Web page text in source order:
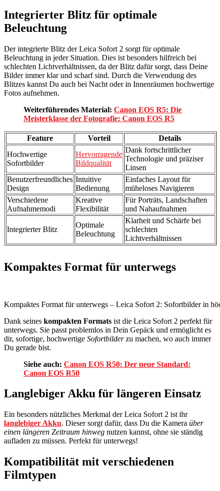
Integrierter Blitz für optimale
Beleuchtung
Der integrierte Blitz der Leica Sofort 2 sorgt für optimale
Beleuchtung in jeder Situation. Dies ist besonders hilfreich bei
schlechten Lichtverhältnissen, da der Blitz dafür sorgt, dass Deine
Bilder immer klar und scharf sind. Durch die Verwendung des
Blitzes kannst Du auch bei Nacht oder in Innenräumen hochwertige
Fotos aufnehmen.
Weiterführendes Material: Canon EOS R5: Die
Meisterklasse der Fotografie: Canon EOS R5
Feature Vorteil
Details
Hochwertige
Sofortbilder
Hervorragende
Bildqualität
Dank fortschrittlicher
Technologie und präziser
Linsen
Benutzerfreundliches
Design
Intuitive
Bedienung
Einfaches Layout für
müheloses Navigieren
Verschiedene
Aufnahmemodi
Kreative
Flexibilität
Für Porträts, Landschaften
und Nahaufnahmen
Integrierter Blitz
Optimale
Beleuchtung
Klarheit und Schärfe bei
schlechten
Lichtverhältnissen
Kompaktes Format für unterwegs
Kompaktes Format für unterwegs – Leica Sofort 2: Sofortbilder in
Dank seines kompakten Formats ist die Leica Sofort 2 perfekt für
unterwegs. Sie passt problemlos in Dein Gepäck und ermöglicht es
dir, sofortige, hochwertige Sofortbilderzu machen, wo auch immer
Du gerade bist.
Siehe auch: Canon EOS R50: Der neue Standard:
Canon EOS R50
Langlebiger Akku für längeren Einsatz
Ein besonders nützliches Merkmal der Leica Sofort 2 ist ihr
langlebiger Akku. Dieser sorgt dafür, dass Du die Kamera über
einen längeren Zeitraum hinweg nutzen kannst, ohne sie ständig
aufladen zu müssen. Perfekt für unterwegs!
Kompatibilität mit verschiedenen
Filmtypen